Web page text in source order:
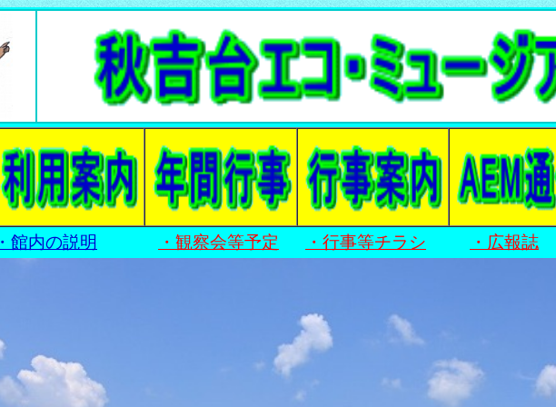
・館内の説明 ・観察会等予定 ・行事等チラシ ・広報誌